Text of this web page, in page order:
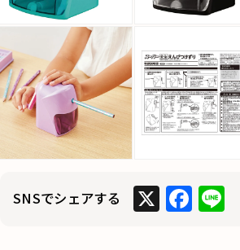
SNSでシェアする X F